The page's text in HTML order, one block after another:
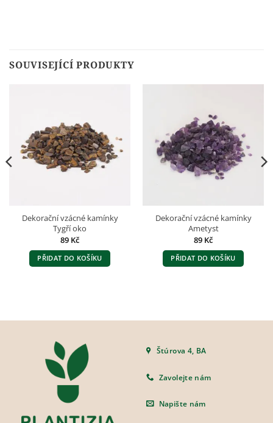
SOUVISEJÍCÍ PRODUKTY
Dekorační vzácné kamínky
Tygří oko
89 Kč
PŘIDAT DO KOŠÍKU
Dekorační vzácné kamínky
Ametyst
89 Kč
PŘIDAT DO KOŠÍKU
Štúrova 4, BA
Zavolejte nám
Napište nám